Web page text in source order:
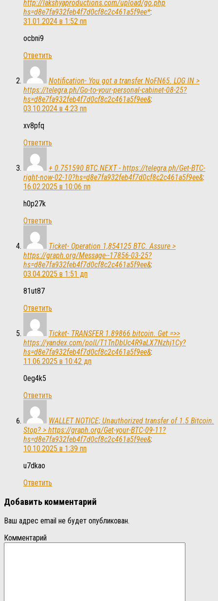
http://lakshyaproductions.com/upload/go.php
hs=d8e7fa932feb4f7d0cf8c2c461a5f9ee*:
31.01.2024 в 1:52 пп
ocbni9
Ответить
Notification- You got a transfer NoFN65. LOG IN >
https://telegra.ph/Go-to-your-personal-cabinet-08-25?
hs=d8e7fa932feb4f7d0cf8c2c461a5f9ee&:
03.10.2024 в 4:23 пп
xv8pfq
Ответить
+ 0.751590 BTC.NEXT - https://telegra.ph/Get-BTC-
right-now-02-10?hs=d8e7fa932feb4f7d0cf8c2c461a5f9ee&:
16.02.2025 в 10:06 пп
h0p27k
Ответить
Ticket- Operation 1,854125 BTC. Assure >
https://graph.org/Message--17856-03-25?
hs=d8e7fa932feb4f7d0cf8c2c461a5f9ee&:
03.04.2025 в 1:51 дп
81ut87
Ответить
Ticket- TRANSFER 1.89866 bitcoin. Get =>>
https://yandex.com/poll/T1TnDbUc4R9aLX7Nzhj1Cy?
hs=d8e7fa932feb4f7d0cf8c2c461a5f9ee&:
11.06.2025 в 10:42 дп
0eg4k5
Ответить
WALLET NOTICE; Unauthorized transfer of 1.5 Bitcoin.
Stop? > https://graph.org/Get-your-BTC-09-11?
hs=d8e7fa932feb4f7d0cf8c2c461a5f9ee&:
10.10.2025 в 1:39 пп
u7dkao
Ответить
Добавить комментарий
Ваш адрес email не будет опубликован.
Комментарий